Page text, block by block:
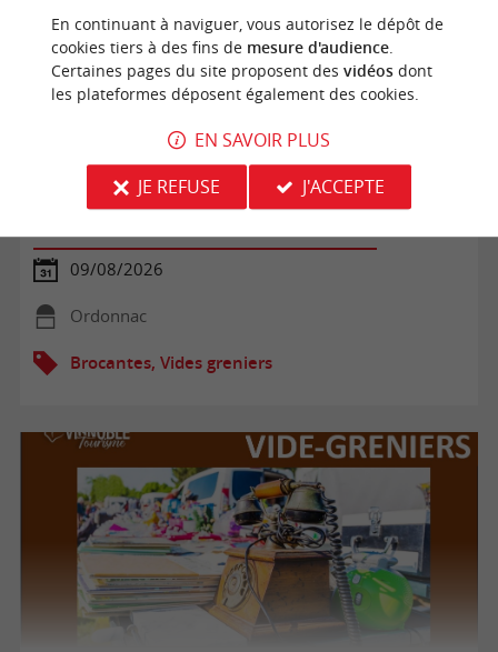
Vide-greniers par Les Courses en folie d'Ordonnac
09/08/2026
Ordonnac
Brocantes, Vides greniers
En continuant à naviguer, vous autorisez le dépôt de
cookies tiers à des fins de mesure d'audience.
Certaines pages du site proposent des vidéosdont
les plateformes déposent également des cookies.
EN SAVOIR PLUS
JE REFUSE
J'ACCEPTE